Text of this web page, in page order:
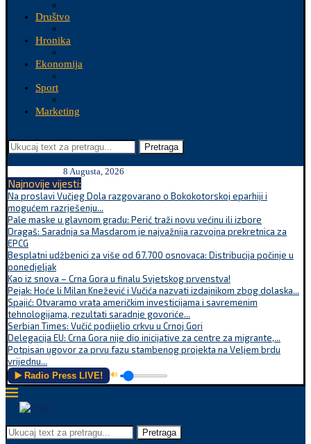
Društvo
Hronika
Ekonomija
Sport
Marketing
Pretraga
8 Augusta, 2026
Najnovije vijesti:
Na proslavi Vučjeg Dola razgovarano o Bokokotorskoj eparhiji i
mogućem razrješenju...
Pale maske u glavnom gradu: Perić traži novu većinu ili izbore
Dragaš: Saradnja sa Masdarom je najvažnija razvojna prekretnica za
EPCG
Besplatni udžbenici za više od 67.700 osnovaca: Distribucija počinje u
ponedjeljak
Kao iz snova – Crna Gora u finalu Svjetskog prvenstva!
Pejak: Hoće li Milan Knežević i Vučića nazvati izdajnikom zbog dolaska...
Spajić: Otvaramo vrata američkim investicijama i savremenim
tehnologijama, rezultati saradnje govoriće...
Serbian Times: Vučić podijelio crkvu u Crnoj Gori
Delegacija EU: Crna Gora nije dio inicijative za centre za migrante,...
Potpisan ugovor za prvu fazu stambenog projekta na Veljem brdu
vrijednu...
▶️ Radio Press LIVE! 🔊
Pretraga